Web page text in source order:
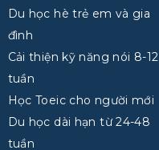
Du học hè trẻ em và gia
đình
Cải thiện kỹ năng nói 8-12
tuần
Học Toeic cho người mới
Du học dài hạn từ 24-48
tuần